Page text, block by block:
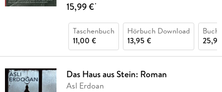
15,99 €*
Taschenbuch
11,00 €
Hörbuch Download
13,95 €
Buch
Das Haus aus Stein: Roman
Asl Erdoan